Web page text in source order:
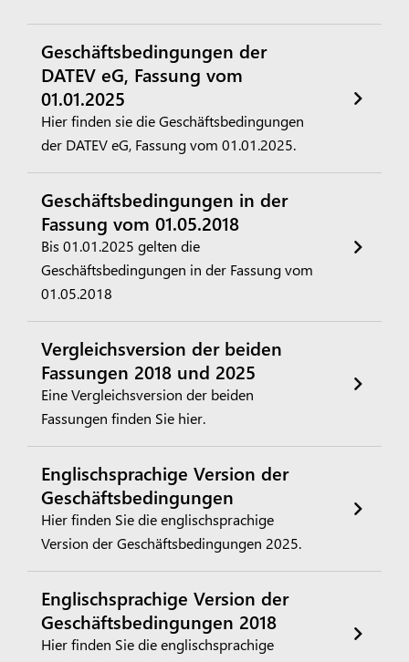
Geschäftsbedingungen der
DATEV eG, Fassung vom
01.01.2025
Hier finden sie die Geschäftsbedingungen
der DATEV eG, Fassung vom 01.01.2025.
Geschäftsbedingungen in der
Fassung vom 01.05.2018
Bis 01.01.2025 gelten die
Geschäftsbedingungen in der Fassung vom
01.05.2018
Vergleichsversion der beiden
Fassungen 2018 und 2025
Eine Vergleichsversion der beiden
Fassungen finden Sie hier.
Englischsprachige Version der
Geschäftsbedingungen
Hier finden Sie die englischsprachige
Version der Geschäftsbedingungen 2025.
Englischsprachige Version der
Geschäftsbedingungen 2018
Hier finden Sie die englischsprachige